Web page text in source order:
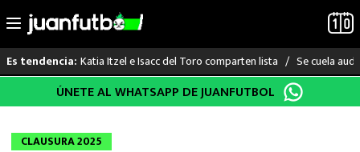
al
Es tendencia: Katia Itzel e Isacc del Toro comparten lista Se cuela
LO ÚLTIMO
LIGA MX
ÚNETE AL WHATSAPP DE JUANFUTBOL
CLAUSURA 2025